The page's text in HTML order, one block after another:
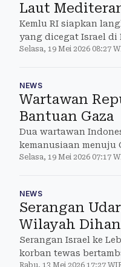
Laut
Kemlu RI siapkan
yang dicegat Israel di
Selasa, 19 Mei 2026 08:27
NEWS
Wartawan
Bantuan Gaza
Dua wartawan
kemanusiaan menuju
Selasa, 19 Mei 2026 07:17
NEWS
Serangan
Wilayah
Serangan Israel ke
korban tewas
Rabu, 13 Mei 2026 17:27